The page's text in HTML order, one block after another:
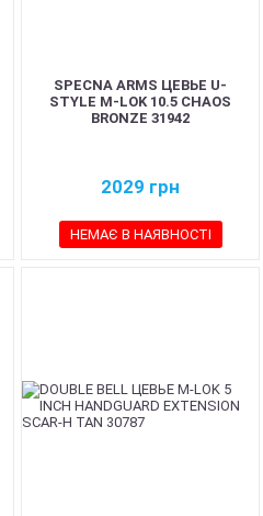
SPECNA ARMS ЦЕВЬЕ U-
STYLE M-LOK 10.5 CHAOS
BRONZE 31942
2029 грн
НЕМАЄ В НАЯВНОСТІ